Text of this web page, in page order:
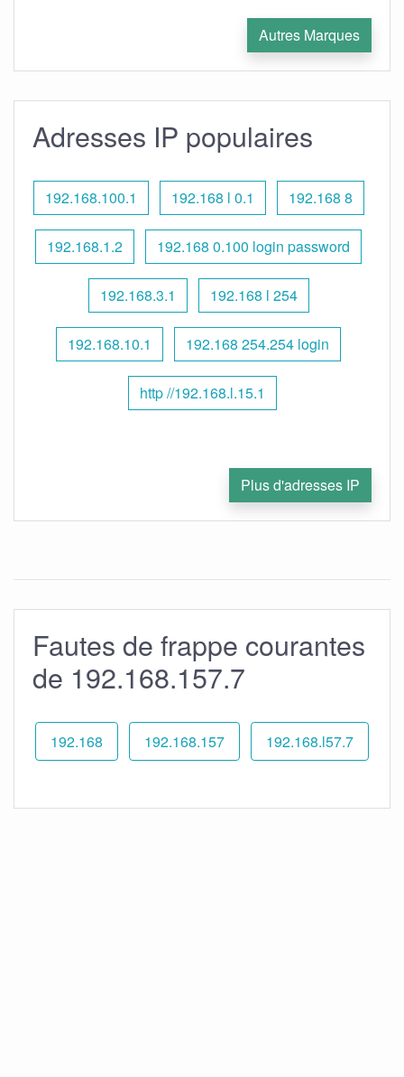
Autres Marques
Adresses IP populaires
192.168.100.1 192.168 l 0.1 192.168 8
192.168.1.2 192.168 0.100 login password
192.168.3.1 192.168 l 254
192.168.10.1 192.168 254.254 login
http //192.168.l.15.1
Plus d'adresses IP
Fautes de frappe courantes
de 192.168.157.7
192.168 192.168.157 192.168.l57.7